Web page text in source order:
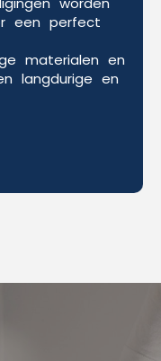
een perfect
materialen en
langdurige en